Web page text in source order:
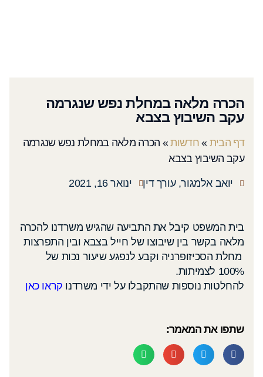
הכרה מלאה במחלת נפש שנגרמה
עקב השיבוץ בצבא
דף הבית »חדשות» הכרה מלאה במחלת נפש שנגרמה
עקב השיבוץ בצבא
יואב אלמגור, עורך דין ינואר 16, 2021
בית המשפט קיבל את התביעה שהגיש משרדנו להכרה
מלאה בקשר בין שיבוצו של חייל בצבא ובין התפרצות
מחלת הסכיזופרניה וקבע לנפגע שיעור נכות של
100% לצמיתות.
להחלטות נוספות שהתקבלו על ידי משרדנו קראו כאן
שתפו את המאמר: